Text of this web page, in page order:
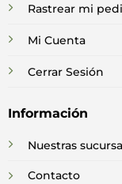
Rastrear mi
Mi Cuenta
Cerrar Sesión
Información
Nuestras
Contacto